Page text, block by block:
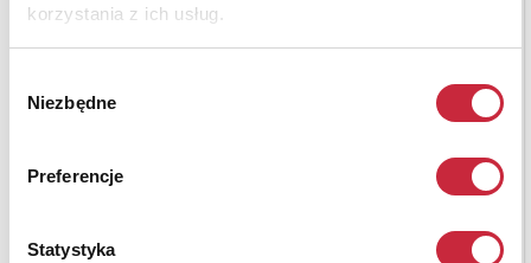
korzystania z ich usług.
zgody
Niezbędne
Preferencje
Statystyka